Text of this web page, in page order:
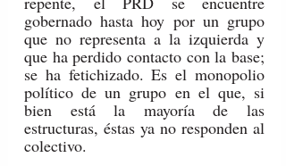
gobernado hasta hoy por un grupo
que no representa a la izquierda y
que ha perdido contacto con la base;
se ha fetichizado. Es el monopolio
político de un grupo en el que, si
bien está la mayoría de las
estructuras, éstas ya no responden al
colectivo.